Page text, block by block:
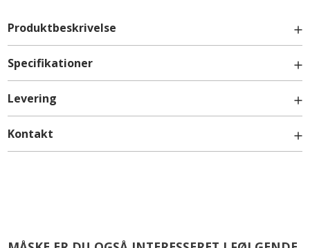
Produktbeskrivelse
Løs Træskuffe i Bøg - lav model til fuldt udtræk og
soft-luk - Højde: 9,5 cm - Dybde: 48 cm.
Specifikationer
Levering
Kontakt